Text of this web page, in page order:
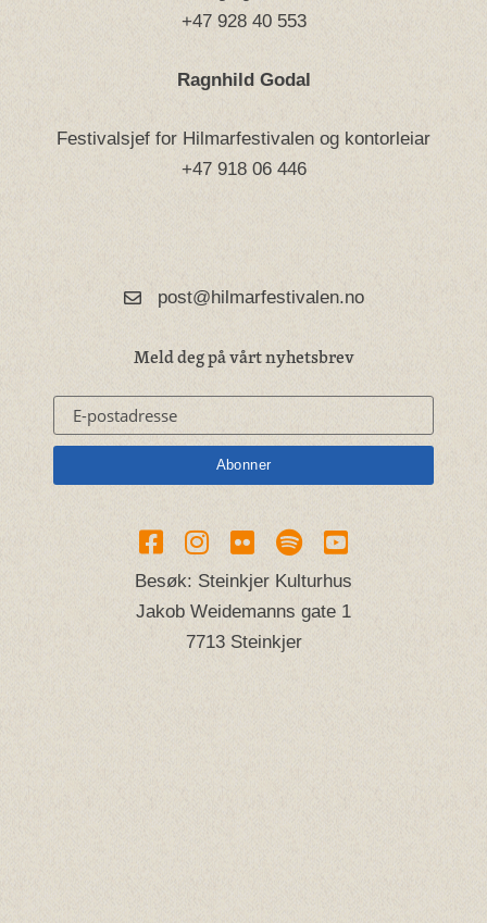
+47 928 40 553
Ragnhild Godal
Festivalsjef for Hilmarfestivalen og kontorleiar
+47 918 06 446
post@hilmarfestivalen.no
Meld deg på vårt nyhetsbrev
Besøk: Steinkjer Kulturhus
Jakob Weidemanns gate 1
7713 Steinkjer